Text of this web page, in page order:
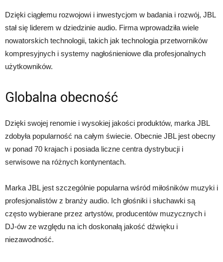
Dzięki ciągłemu rozwojowi i inwestycjom w badania i rozwój, JBL
stał się liderem w dziedzinie audio. Firma wprowadziła wiele
nowatorskich technologii, takich jak technologia przetworników
kompresyjnych i systemy nagłośnieniowe dla profesjonalnych
użytkowników.
Globalna obecność
Dzięki swojej renomie i wysokiej jakości produktów, marka JBL
zdobyła popularność na całym świecie. Obecnie JBL jest obecny
w ponad 70 krajach i posiada liczne centra dystrybucji i
serwisowe na różnych kontynentach.
Marka JBL jest szczególnie popularna wśród miłośników muzyki i
profesjonalistów z branży audio. Ich głośniki i słuchawki są
często wybierane przez artystów, producentów muzycznych i
DJ-ów ze względu na ich doskonałą jakość dźwięku i
niezawodność.